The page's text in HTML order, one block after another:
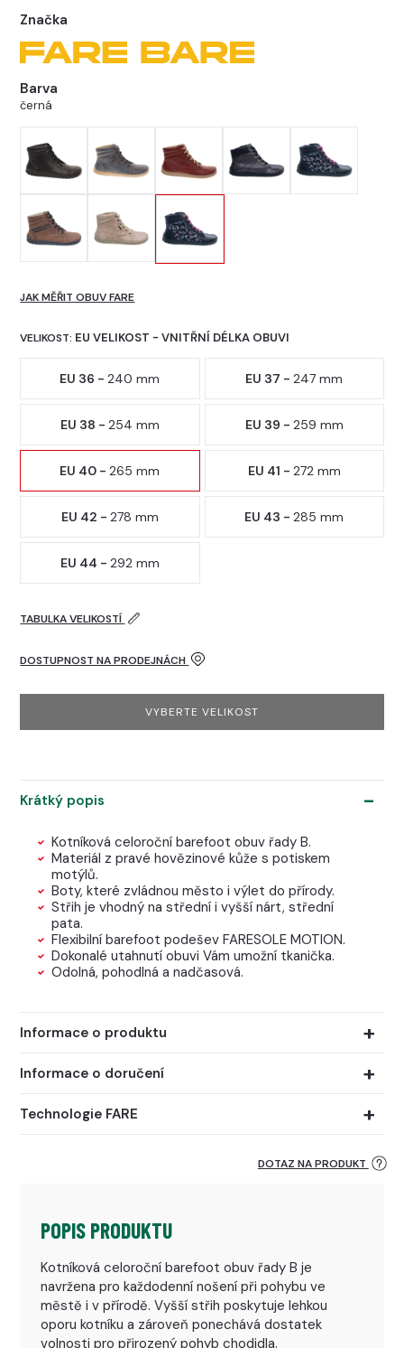
Značka
Barva
černá
VELIKOST: EU VELIKOST - VNITŘNÍ DÉLKA OBUVI
JAK MĚŘIT OBUV FARE
EU 36 -240 mm EU 37 -247 mm
EU 38 - 254 mm EU 39 - 259 mm
EU 40 -265 mm EU 41 - 272 mm
EU 42 - 278 mm EU 43 -285 mm
EU 44 - 292 mm
TABULKA VELIKOSTÍ
DOSTUPNOST NA PRODEJNÁCH
VYBERTE VELIKOST
Krátký popis
Kotníková celoroční barefoot obuv řady B.
Materiál z pravé hovězinové kůže s potiskem
motýlů.
Boty, které zvládnou město i výlet do přírody.
Střih je vhodný na střední i vyšší nárt, střední
pata.
Flexibilní barefoot podešev FARESOLE MOTION.
Dokonalé utahnutí obuvi Vám umožní tkanička.
Odolná, pohodlná a nadčasová.
Informace o produktu
Informace o doručení
Technologie FARE
DOTAZ NA PRODUKT
POPIS PRODUKTU
Kotníková celoroční barefoot obuv řady B je
navržena pro každodenní nošení při pohybu ve
městě i v přírodě. Vyšší střih poskytuje lehkou
oporu kotníku a zároveň ponechává dostatek
volnosti pro přirozený pohyb chodidla.